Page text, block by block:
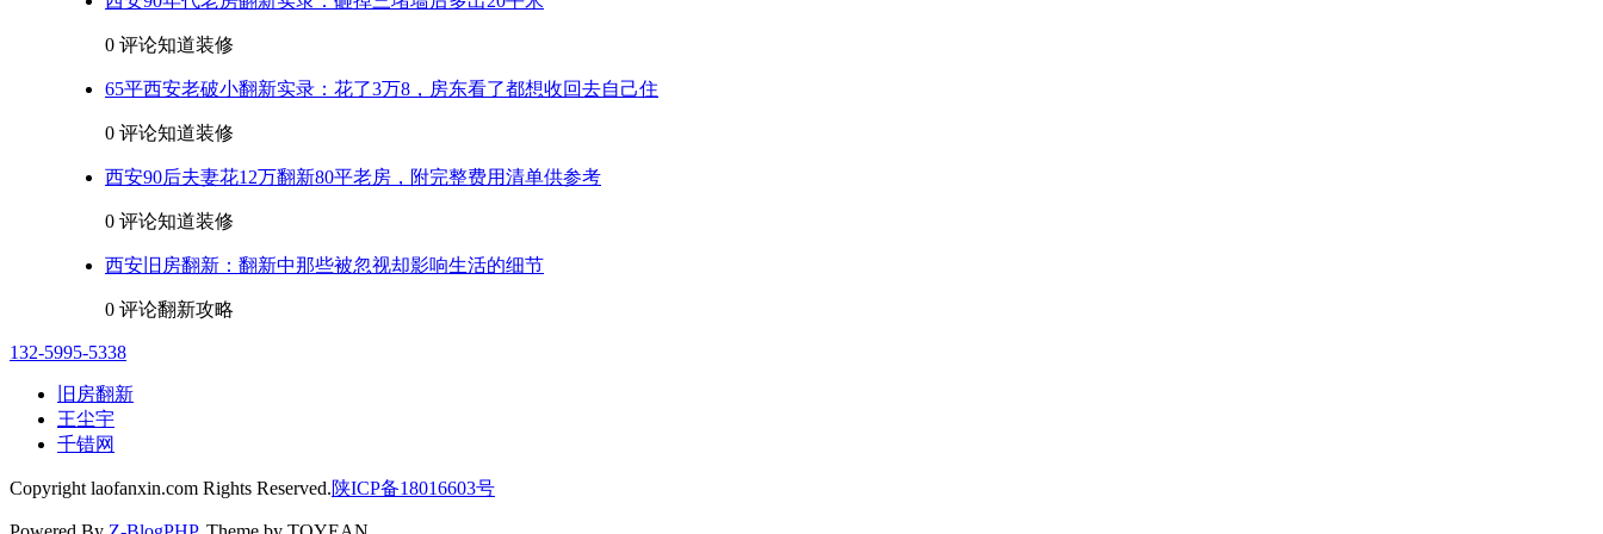
0 评论知道装修
65平西安老破小翻新实录：花了3万8，房东看了都想收回去自己住
0 评论知道装修
西安90后夫妻花12万翻新80平老房，附完整费用清单供参考
0 评论知道装修
西安旧房翻新：翻新中那些被忽视却影响生活的细节
0 评论翻新攻略
132-5995-5338
旧房翻新
王尘宇
千错网
Copyright laofanxin.com Rights Reserved.陕ICP备18016603号